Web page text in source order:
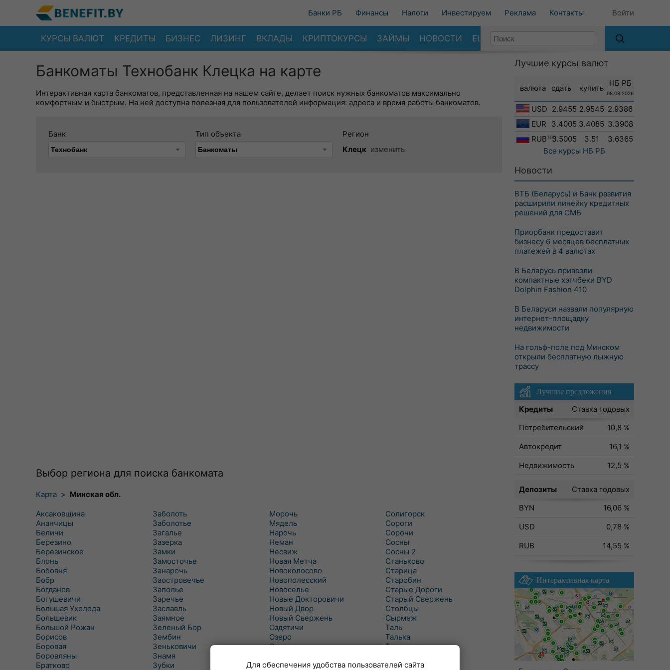
Банки РБ Финансы Налоги Инвестируем Реклама Контакты Войти
КУРСЫ ВАЛЮТ КРЕДИТЫ БИЗНЕС ЛИЗИНГ ВКЛАДЫ КРИПТОКУРСЫ ЗАЙМЫ НОВОСТИ ЕЩЕ
Банкоматы Технобанк Клецка на карте
Интерактивная карта банкоматов, представленная на нашем сайте, делает поиск нужных банкоматов максимально
комфортным и быстрым. На ней доступна полезная для пользователей информация: адреса и время работы банкоматов.
Банк Тип объекта
Регион
Клецк изменить
Выбор региона для поиска банкомата
Карта > Минская обл.
Аксаковщина
Ананчицы
Беличи
Березино
Березинское
Блонь
Бобовня
Бобр
Богданов
Богушевичи
Большая Ухолода
Большевик
Большой Рожан
Борисов
Боровая
Боровляны
Братково
Заболоть
Заболотье
Загалье
Зазерка
Замки
Замосточье
Занарочь
Заостровечье
Заполье
Заречье
Заславль
Заямное
Зеленый Бор
Зембин
Зеньковичи
Знамя
Зубки
Морочь
Мядель
Нарочь
Неман
Несвиж
Новая Метча
Новоколосово
Новополесский
Новоселье
Новые Докторовичи
Новый Двор
Новый Свержень
Оздятичи
Озеро
Озерцо
Октябрь
Солигорск
Сороги
Сорочи
Сосны
Сосны 2
Станьково
Старица
Старобин
Старые Дороги
Старый Свержень
Столбцы
Сырмеж
Таль
Талька
Танежицы
Турец-Бояры
Лучшие курсы валют
валюта сдать купить
НБ РБ
08.08.2026
USD 2.9455 2.9545 2.9386
EUR
3.4005 3.4085 3.3908
RUB 1003.5005 3.51
3.6365
Все курсы НБ РБ
Новости
ВТБ (Беларусь) и Банк развития
расширили линейку кредитных
решений для СМБ
Приорбанк предоставит
бизнесу 6 месяцев бесплатных
платежей в 4 валютах
В Беларусь привезли
компактные хэтчбеки BYD
Dolphin Fashion 410
В Беларуси назвали популярную
интернет-площадку
недвижимости
На гольф-поле под Минском
открыли бесплатную лыжную
трассу
Лучшие предложения
Кредиты
Ставка годовых
Потребительский
10,8 %
Автокредит
16,1 %
Недвижимость
12,5 %
Депозиты
Ставка годовых
BYN
16,06 %
USD
0,78 %
RUB
14,55 %
Интерактивная карта
Для обеспечения удобства пользователей сайта